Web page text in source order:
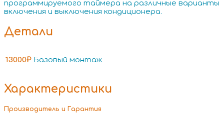
программируемого таймера на различные варианты
включения и выключения кондиционера.
Детали
13000₽ Базовый монтаж
Характеристики
Производитель и Гарантия